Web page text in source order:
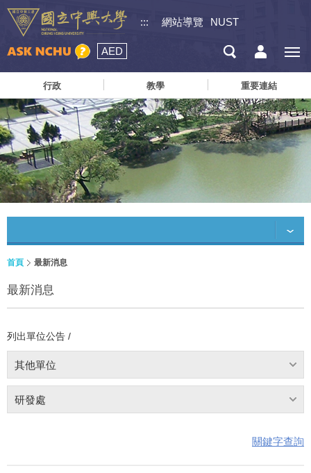
::: 網站導覽 NUST
AED
行政 教學 重要連結
首頁 最新消息
最新消息
列出單位公告 /
其他單位
研發處
關鍵字查詢